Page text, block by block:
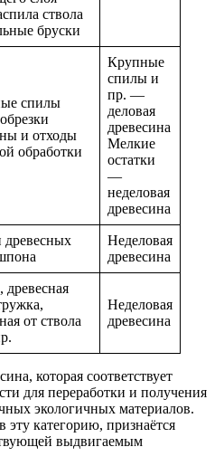
ствола
бруски
спилы
и отходы
обработки
Крупные
спилы и
пр. —
деловая
древесина
Мелкие
остатки
—
неделовая
древесина
древесных
Неделовая
древесина
от ствола
Неделовая
древесина
которая соответствует
для переработки и получения
экологичных материалов.
категорию, признаётся
выдвигаемым